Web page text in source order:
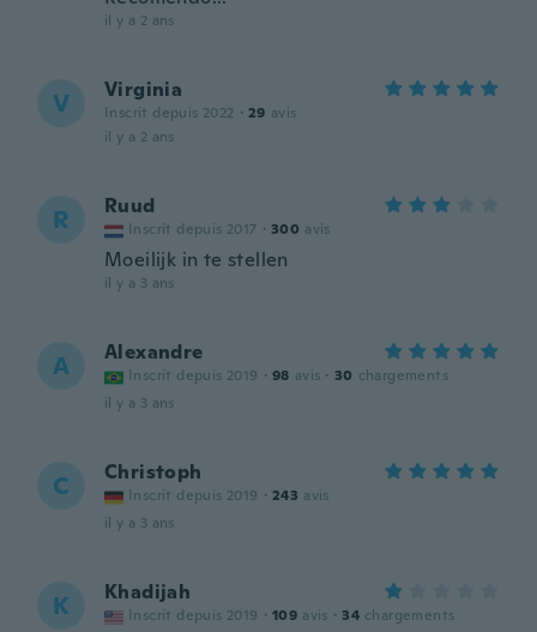
il y a 2 ans
V Virginia
Inscrit depuis 2022 · 29 avis
il y a 2 ans
R Ruud
Inscrit depuis 2017 · 300 avis
Moeilijk in te stellen
il y a 3 ans
A Alexandre
Inscrit depuis 2019 · 98 avis · 30 chargements
il y a 3 ans
C Christoph
Inscrit depuis 2019 · 243 avis
il y a 3 ans
K Khadijah
Inscrit depuis 2019 · 109 avis · 34 chargements